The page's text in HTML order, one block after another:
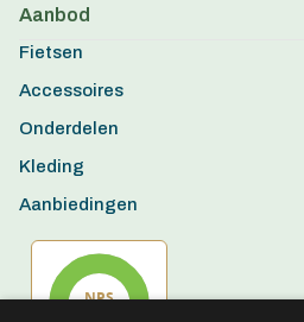
Aanbod
Fietsen
Accessoires
Onderdelen
Kleding
Aanbiedingen